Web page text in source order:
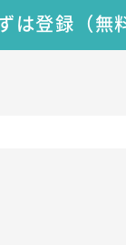
は登録（無